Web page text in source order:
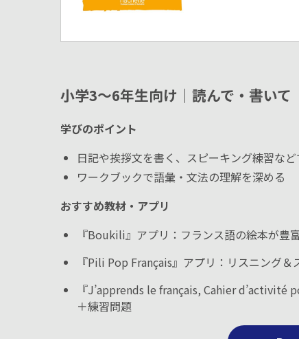
小学3〜6年生向け｜読んで・書い
学びのポイント
日記や挨拶文を書く、スピーキング練習な
ワークブックで語彙・文法の理解を深める
おすすめ教材・アプリ
『Boukili』アプリ：フランス語の絵本が豊
『Pili Pop Français』アプリ：リスニング
『J’apprends le français, Cahier
＋練習問題